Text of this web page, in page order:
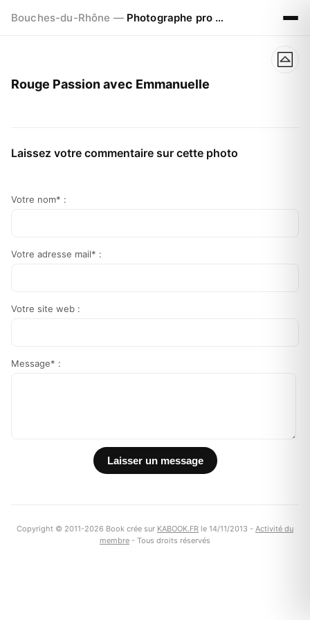
Bouches-du-Rhône — Photographe pro à Marseille - Aix - Avignon
Rouge Passion avec Emmanuelle
Laissez votre commentaire sur cette photo
Votre nom* :
Votre adresse mail* :
Votre site web :
Message* :
Copyright © 2011-2026 Book crée sur KABOOK.FR le 14/11/2013 - Activité du
membre - Tous droits réservés